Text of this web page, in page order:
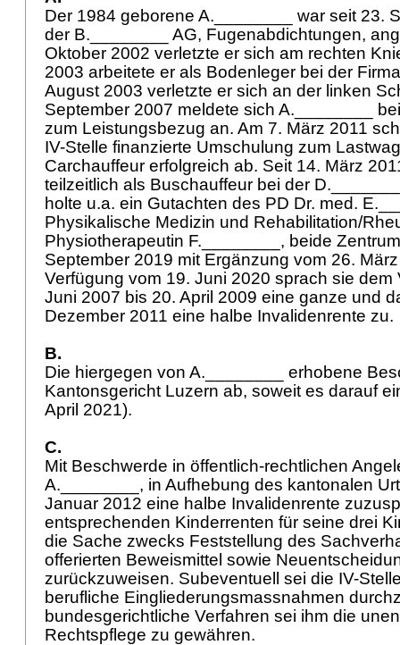
Der 1984 geborene A.________ war seit 23.
der B.________ AG, Fugenabdichtungen,
Oktober 2002 verletzte er sich am rechten
2003 arbeitete er als Bodenleger bei der
August 2003 verletzte er sich an der linken
September 2007 meldete sich A.________
zum Leistungsbezug an. Am 7. März 2011
IV-Stelle finanzierte Umschulung zum
Carchauffeur erfolgreich ab. Seit 14. März
teilzeitlich als Buschauffeur bei der
holte u.a. ein Gutachten des PD Dr. med.
Physikalische Medizin und Rehabilitation/
Physiotherapeutin F.________, beide
September 2019 mit Ergänzung vom 26.
Verfügung vom 19. Juni 2020 sprach sie dem
Juni 2007 bis 20. April 2009 eine ganze und
Dezember 2011 eine halbe Invalidenrente zu.
B.
Die hiergegen von A.________ erhobene
Kantonsgericht Luzern ab, soweit es darauf
April 2021).
C.
Mit Beschwerde in öffentlich-rechtlichen
A.________, in Aufhebung des kantonalen
Januar 2012 eine halbe Invalidenrente
entsprechenden Kinderrenten für seine drei
die Sache zwecks Feststellung des
offerierten Beweismittel sowie
zurückzuweisen. Subeventuell sei die IV-
berufliche Eingliederungsmassnahmen
bundesgerichtliche Verfahren sei ihm die
Rechtspflege zu gewähren.